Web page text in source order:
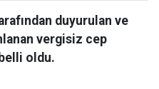
duyurulan ve
vergisiz cep
oldu.